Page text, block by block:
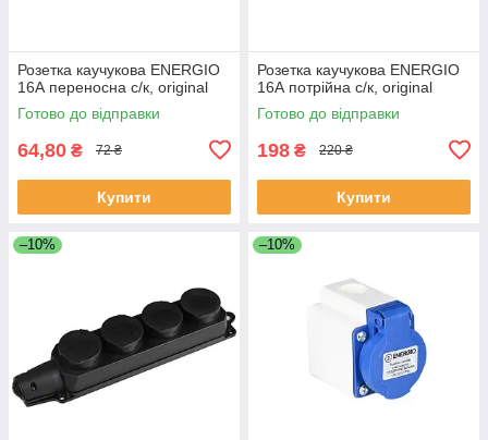
Розетка каучукова ENERGIO
16А переносна с/к, original
Готово до відправки
64,80 ₴ 72 ₴
Купити
Розетка каучукова ENERGIO
16А потрійна с/к, original
Готово до відправки
198 ₴ 220 ₴
Купити
–10% –10%